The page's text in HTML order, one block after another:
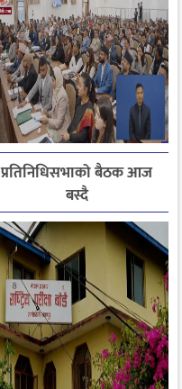
प्रतिनिधिसभाको बैठक आज
बस्दै